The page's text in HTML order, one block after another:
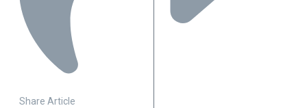
Share Article